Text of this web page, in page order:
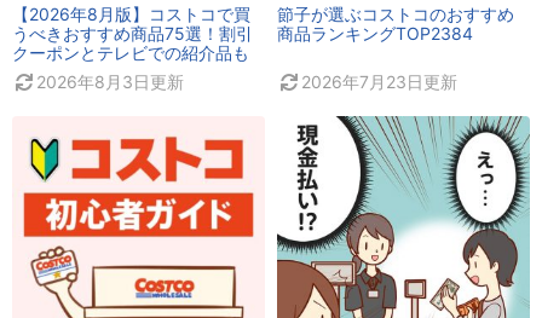
【2026年8月版】コストコで買
うべきおすすめ商品75選！割引
クーポンとテレビでの紹介品も
2026年8月3日更新
節子が選ぶコストコのおすすめ
商品ランキングTOP2384
2026年7月23日更新